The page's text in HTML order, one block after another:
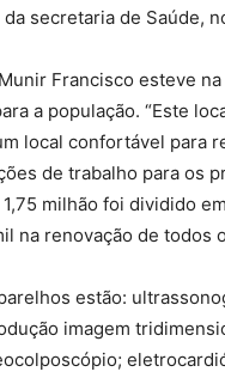
secretaria de Saúde,
Francisco esteve
a população. “Este
local confortável para
de trabalho para os
milhão foi dividido
na renovação de todos
estão:
imagem